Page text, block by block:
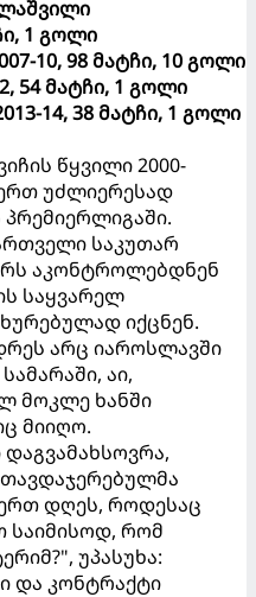
1 გოლი
10, 98 მატჩი, 10 გოლი
54 მატჩი, 1 გოლი
14, 38 მატჩი, 1 გოლი
წყვილი 2000-
უძლიერესად
საკუთარ
აკონტროლებდნენ
საყვარელ
იქცნენ.
არც იაროსლავში
აი,
მოკლე ხანში
მიიღო.
დღეს, როდესაც
საიმისოდ, რომ
უპასუხა:
და კონტრაქტი